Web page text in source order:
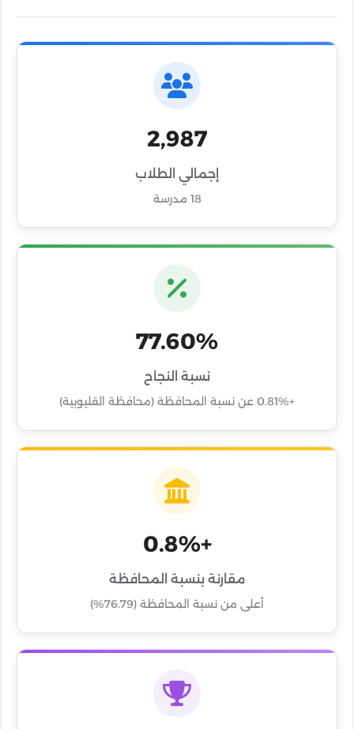
2,987
إجمالي الطلاب
18 مدرسة
77.60%
نسبة النجاح
+0.81% عن نسبة المحافظة (محافظة القليوبية)
+0.8%
مقارنة بنسبة المحافظة
أعلى من نسبة المحافظة (76.79%)